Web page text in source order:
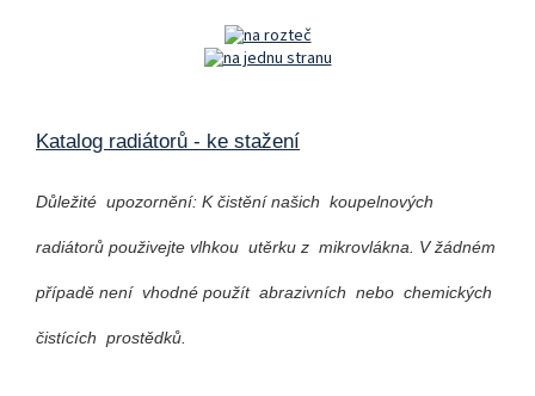
Katalog radiátorů - ke stažení
Důležité upozornění: K čistění našich koupelnových
radiátorů použivejte vlhkou utěrku z mikrovlákna. V žádném
případě není vhodné použít abrazivních nebo chemických
čistících prostědků.